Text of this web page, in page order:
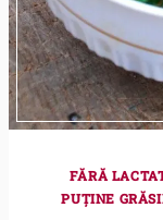
FĂRĂ
PUȚINE